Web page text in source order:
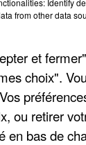
Demain, le
avec
from other data
et
choix".
ou retirer
en bas de